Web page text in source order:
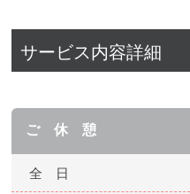
サービス内容詳細
ご 休 憩
全 日